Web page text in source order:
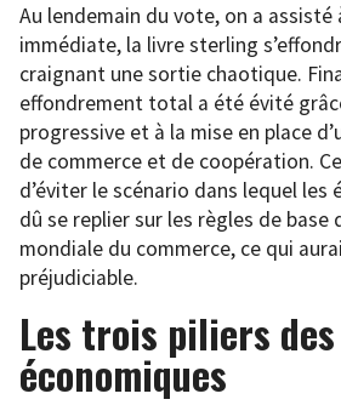
Au lendemain du vote, on a
immédiate, la livre sterling
craignant une sortie chaotique.
effondrement total a été évité
progressive et à la mise en place
de commerce et de coopération.
d’éviter le scénario dans lequel les
dû se replier sur les règles de base
mondiale du commerce, ce qui
préjudiciable.
Les trois piliers
économiques